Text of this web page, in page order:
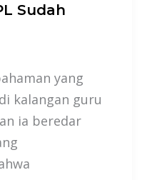
Sudah
yang
kalangan guru
ia beredar